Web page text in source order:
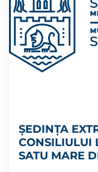
ȘEDINȚA
CONSILIULUI
SATU MARE